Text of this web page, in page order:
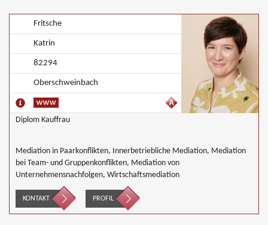
Fritsche
Katrin
82294
Oberschweinbach
Diplom Kauffrau
Mediation in Paarkonflikten, Innerbetriebliche Mediation, Mediation
bei Team- und Gruppenkonflikten, Mediation von
Unternehmensnachfolgen, Wirtschaftsmediation
KONTAKT PROFIL